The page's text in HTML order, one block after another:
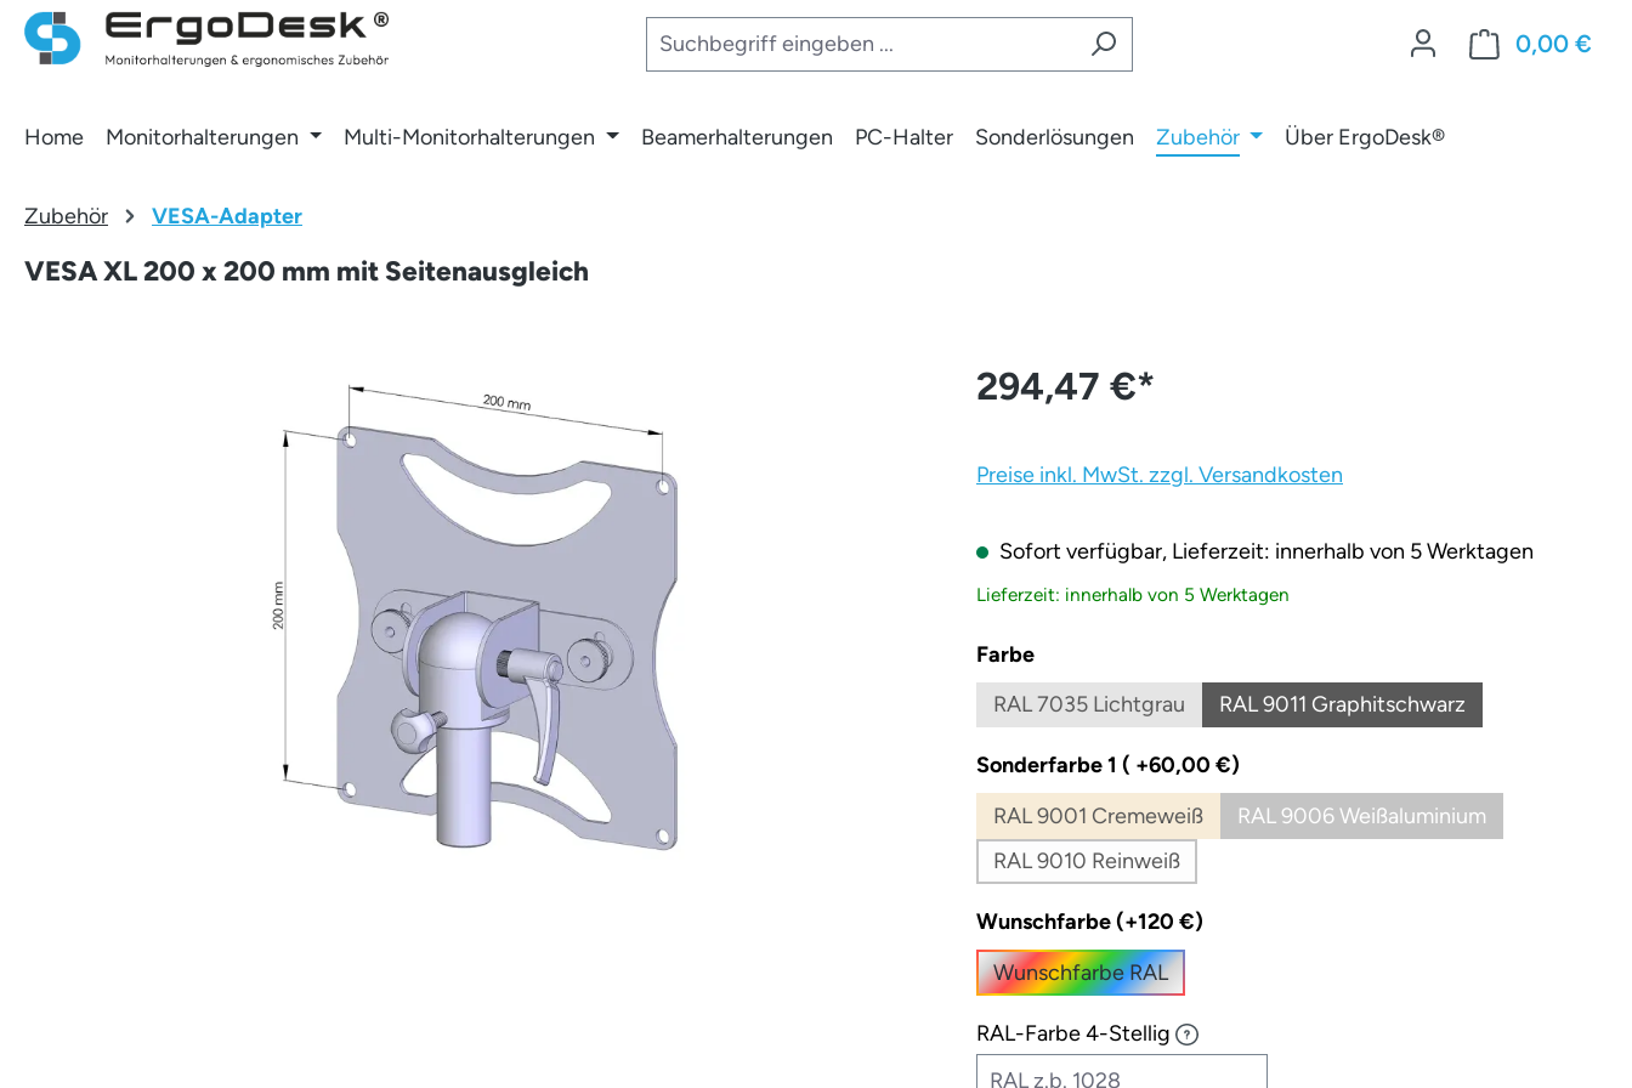
Hauptinhalt springen
Zur Suche springen
Zur Hauptnavigation springen 0,00 €
Home Monitorhalterungen Multi-Monitorhalterungen Beamerhalterungen PC-Halter Sonderlösungen Zubehör Über ErgoDesk®
Zubehör VESA-Adapter
VESA XL 200 x 200 mm mit Seitenausgleich
294,47 €*
Preise inkl. MwSt. zzgl. Versandkosten
Sofort verfügbar, Lieferzeit: innerhalb von 5 Werktagen
Lieferzeit: innerhalb von 5 Werktagen
Farbeauswählen
RAL 7035 Lichtgrau
(Diese Option ist zurzeit nicht verfügbar.)
RAL 9011 Graphitschwarz
(Diese Option ist zurzeit nicht
Sonderfarbe 1 ( +60,00 €)
RAL 9001 Cremeweiß
(Diese Option ist zurzeit nicht verfügbar.)
RAL 9006 Weißaluminium
RAL 9010 Reinweiß
(Diese Option ist zurzeit nicht verfügbar.)
Wunschfarbe (+120 €)
Wunschfarbe RAL
RAL-Farbe 4-Stellig